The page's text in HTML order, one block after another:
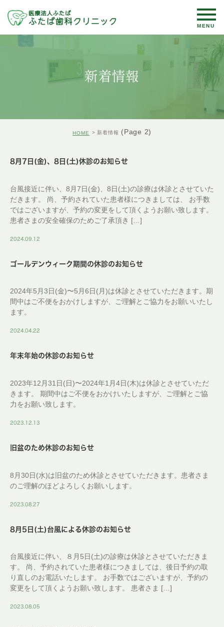
新着情報
HOME 新着情報 (Page 2)
8月7日(金)、8日(土)休診のお知らせ
台風接近に伴い、8月7日(金)、8日(土)の診療は休診とさせていた
だきます。 尚、予約されていた患者様につきましては、 お手数
ではございますが、予約の変更をして頂くようお願い致します。
患者さまの安全確保のためご了承頂き […]
2024.09.12
ゴールデンウィーク期間の休診のお知らせ
2024年5月3日(金)〜5月6日(月)は休診とさせていただきます。期
間中はご不便をおかけしますが、ご理解とご協力をお願いいたし
ます。
2024.04.22
年末年始の休診のお知らせ
2023年12月31日(日)〜2024年1月4日(木)は休診とさせていただ
きます。 期間中はご不便をおかけいたしますが、ご理解とご協
力をお願い致します。
2023.12.13
旧盆のため休診のお知らせ
8月30日(水)は旧盆のため休診とさせていただきます。患者さま
のご理解のほどよろしくお願いします。
2023.08.27
8月5日(土)台風による休診のお知らせ
台風接近に伴い、８月5日(土)の診療は休診とさせていただきま
す。 尚、予約されていた患者様につきましては、後日予約の取
り直しのお電話いたします。 お手数ではございますが、予約の
変更をして頂くようお願い致します。 患者さま […]
2023.08.05